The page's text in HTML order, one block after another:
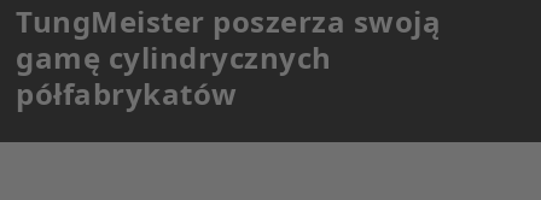
TungMeister poszerza swoją
gamę cylindrycznych
półfabrykatów